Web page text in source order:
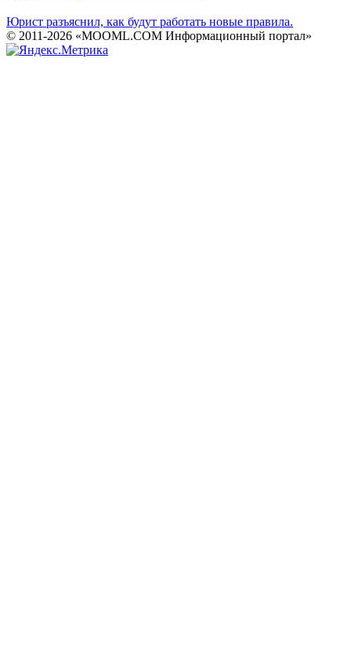
Юрист разъяснил, как будут работать новые правила.
© 2011-2026 «MOOML.COM Информационный портал»